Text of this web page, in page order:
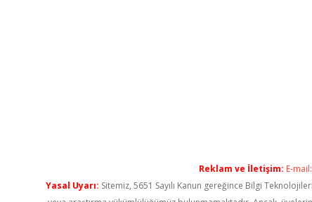
Reklam ve İletişim: E-mail:
Yasal Uyarı: Sitemiz, 5651 Sayılı Kanun gereğince Bilgi